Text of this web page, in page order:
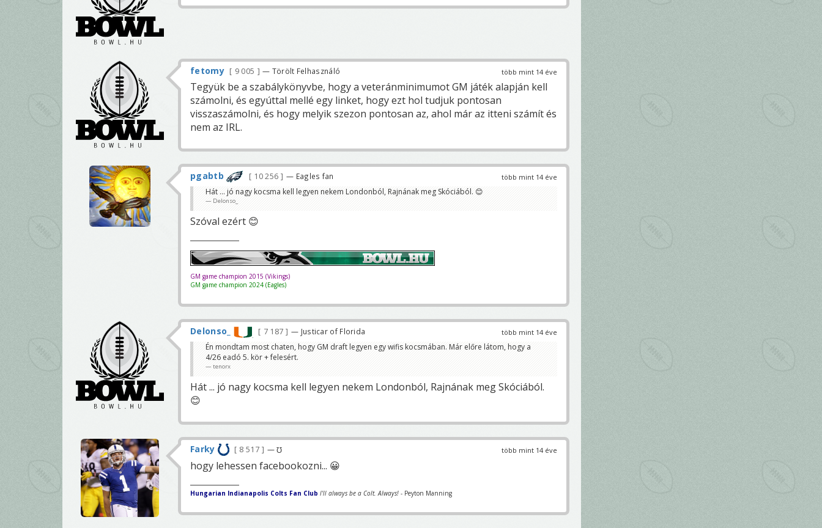
több mint 14 éve
fetomy 9 005 — Törölt Felhasználó
Tegyük be a szabálykönyvbe, hogy a veteránminimumot GM játék alapján kell
számolni, és egyúttal mellé egy linket, hogy ezt hol tudjuk pontosan
visszaszámolni, és hogy melyik szezon pontosan az, ahol már az itteni számít és
nem az IRL.
több mint 14 éve
pgabtb 10 256 — Eagles fan
Hát ... jó nagy kocsma kell legyen nekem Londonból, Rajnának meg Skóciából. 😊
Delonso_
Szóval ezért 😊
GM game champion 2015 (Vikings)
GM game champion 2024 (Eagles)
több mint 14 éve
Delonso_ 7 187 — Justicar of Florida
Én mondtam most chaten, hogy GM draft legyen egy wifis kocsmában. Már előre látom, hogy a
4/26 eadó 5. kör + felesért.
tenorx
Hát ... jó nagy kocsma kell legyen nekem Londonból, Rajnának meg Skóciából.
😊
több mint 14 éve
Farky 8 517 — ℧
hogy lehessen facebookozni... 😀
Hungarian Indianapolis Colts Fan Club I'll always be a Colt. Always! - Peyton Manning